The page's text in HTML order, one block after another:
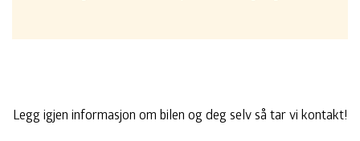
Legg igjen informasjon om bilen og deg selv så tar vi kontakt!